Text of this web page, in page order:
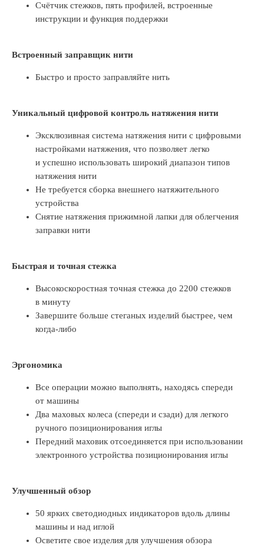
Счётчик стежков, пять профилей, встроенные
инструкции и функция поддержки
Встроенный заправщик нити
Быстро и просто заправляйте нить
Уникальный цифровой контроль натяжения нити
Эксклюзивная система натяжения нити с цифровыми
настройками натяжения, что позволяет легко
и успешно использовать широкий диапазон типов
натяжения нити
Не требуется сборка внешнего натяжительного
устройства
Снятие натяжения прижимной лапки для облегчения
заправки нити
Быстрая и точная стежка
Высокоскоростная точная стежка до 2200 стежков
в минуту
Завершите больше стеганых изделий быстрее, чем
когда-либо
Эргономика
Все операции можно выполнять, находясь спереди
от машины
Два маховых колеса (спереди и сзади) для легкого
ручного позиционирования иглы
Передний маховик отсоединяется при использовании
электронного устройства позиционирования иглы
Улучшенный обзор
50 ярких светодиодных индикаторов вдоль длины
машины и над иглой
Осветите свое изделия для улучшения обзора